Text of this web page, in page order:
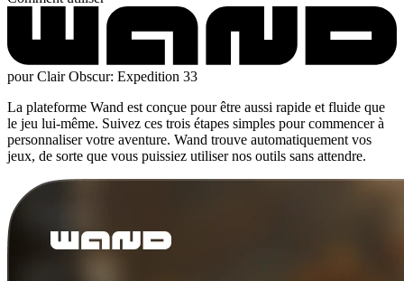
pour Clair Obscur: Expedition 33
La plateforme Wand est conçue pour être aussi rapide et fluide que
le jeu lui-même. Suivez ces trois étapes simples pour commencer à
personnaliser votre aventure. Wand trouve automatiquement vos
jeux, de sorte que vous puissiez utiliser nos outils sans attendre.